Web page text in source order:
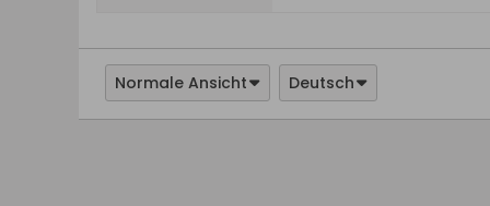
Normale Ansicht Deutsch